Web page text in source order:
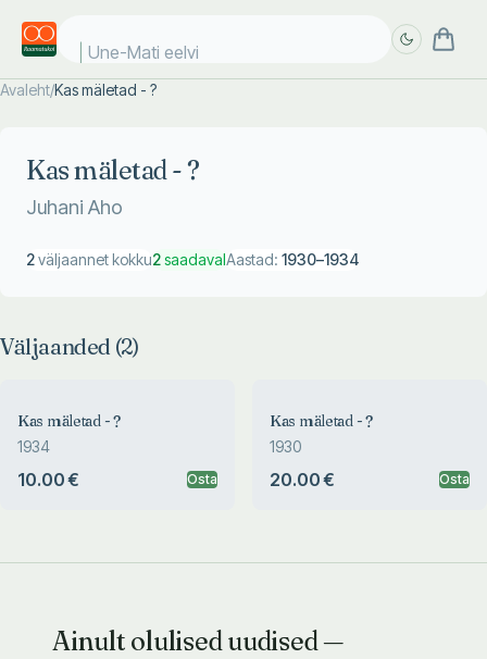
Une-Mati eelvii
Avaleht/Kas mäletad - ?
Kas mäletad - ?
Juhani Aho
2väljaannet kokku2saadavalAastad: 1930–1934
Väljaanded (2)
Kas mäletad - ?
1934
10.00 € Osta
Kas mäletad - ?
1930
20.00 € Osta
Ainult olulised uudised —